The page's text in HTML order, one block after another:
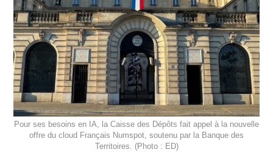
Pour ses besoins en IA, la Caisse des Dépôts fait appel à la nouvelle
offre du cloud Français Numspot, soutenu par la Banque des
Territoires. (Photo : ED)